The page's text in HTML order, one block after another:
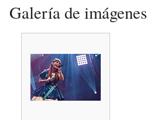
Galería de imágenes